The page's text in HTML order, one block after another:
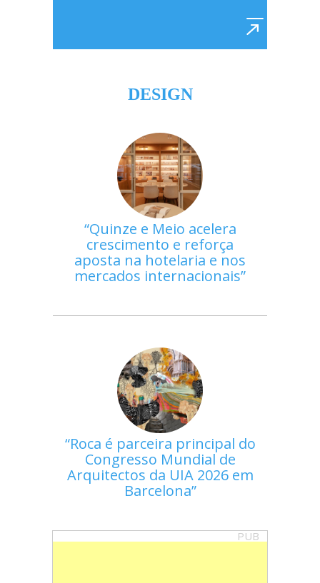
DESIGN
Quinze e Meio acelera
crescimento e reforça
aposta na hotelaria e nos
mercados internacionais
Roca é parceira principal do
Congresso Mundial de
Arquitectos da UIA 2026 em
Barcelona
PUB